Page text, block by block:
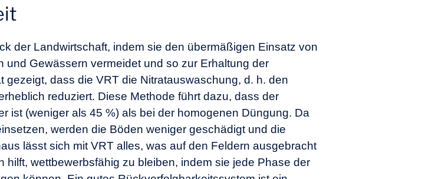
der Landwirtschaft, indem sie den übermäßigen Einsatz von
Gewässern vermeidet und so zur Erhaltung der
dass die VRT die Nitratauswaschung, d. h. den
reduziert. Diese Methode führt dazu, dass der
ist (weniger als 45 %) als bei der homogenen Düngung. Da
werden die Böden weniger geschädigt und die
lässt sich mit VRT alles, was auf den Feldern ausgebracht
wettbewerbsfähig zu bleiben, indem sie jede Phase der